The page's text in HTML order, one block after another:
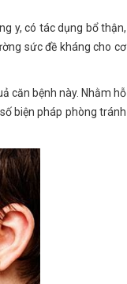
y, có tác dụng bổ thận,
sức đề kháng cho cơ
căn bệnh này. Nhằm hỗ
biện pháp phòng tránh